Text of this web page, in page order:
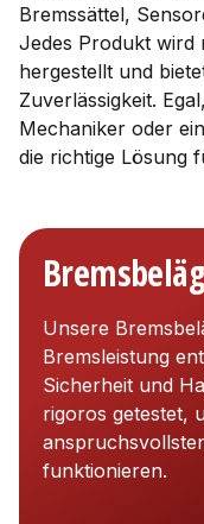
Bremssättel,
Jedes Produkt wird
hergestellt und
Zuverlässigkeit.
Mechaniker oder
die richtige Lösung
Unsere
Bremsleistung
Sicherheit und
rigoros getestet,
funktionieren.